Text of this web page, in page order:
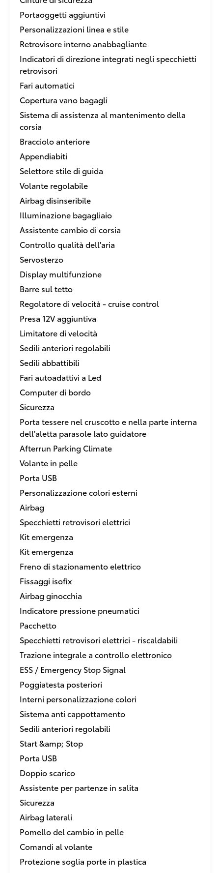
Portaoggetti aggiuntivi
Personalizzazioni linea e stile
Retrovisore interno anabbagliante
Indicatori di direzione integrati negli specchietti
retrovisori
Fari automatici
Copertura vano bagagli
Sistema di assistenza al mantenimento della
corsia
Bracciolo anteriore
Appendiabiti
Selettore stile di guida
Volante regolabile
Airbag disinseribile
Illuminazione bagagliaio
Assistente cambio di corsia
Controllo qualità dell'aria
Servosterzo
Display multifunzione
Barre sul tetto
Regolatore di velocità - cruise control
Presa 12V aggiuntiva
Limitatore di velocità
Sedili anteriori regolabili
Sedili abbattibili
Fari autoadattivi a Led
Computer di bordo
Sicurezza
Porta tessere nel cruscotto e nella parte interna
dell'aletta parasole lato guidatore
Afterrun Parking Climate
Volante in pelle
Porta USB
Personalizzazione colori esterni
Airbag
Specchietti retrovisori elettrici
Kit emergenza
Kit emergenza
Freno di stazionamento elettrico
Fissaggi isofix
Airbag ginocchia
Indicatore pressione pneumatici
Pacchetto
Specchietti retrovisori elettrici - riscaldabili
Trazione integrale a controllo elettronico
ESS / Emergency Stop Signal
Poggiatesta posteriori
Interni personalizzazione colori
Sistema anti cappottamento
Sedili anteriori regolabili
Start &amp; Stop
Porta USB
Doppio scarico
Assistente per partenze in salita
Sicurezza
Airbag laterali
Pomello del cambio in pelle
Comandi al volante
Protezione soglia porte in plastica